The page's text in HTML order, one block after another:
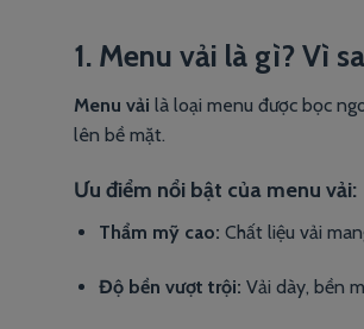
1. Menu vải là gì? Vì
Menu vải là loại menu được bọc
lên bề mặt.
Ưu điểm nổi bật của menu vải:
Thẩm mỹ cao: Chất liệu vải
Độ bền vượt trội: Vải dày, bền